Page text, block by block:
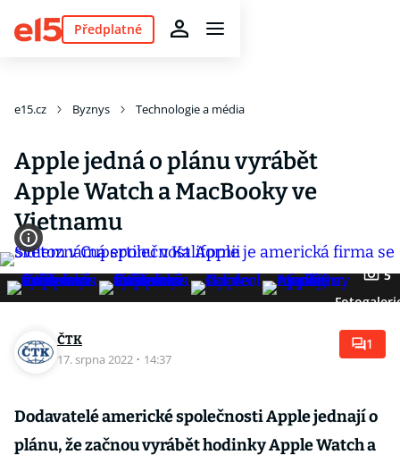
Předplatné
e15.cz Byznys Technologie a média
Apple jedná o plánu vyrábět
Apple Watch a MacBooky ve
Vietnamu
5
ČTK
17. srpna 2022 · 14:37
1
Dodavatelé americké společnosti Apple jednají o
plánu, že začnou vyrábět hodinky Apple Watch a